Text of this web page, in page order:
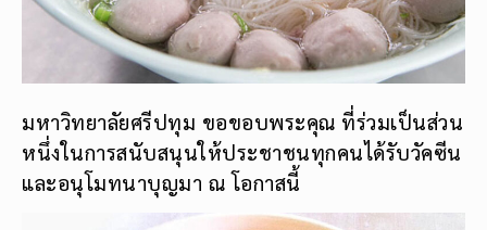
มหาวิทยาลัยศรีปทุม ขอขอบพระคุณ ที่ร่วมเป็นส่วน
หนึ่งในการสนับสนุนให้ประชาชนทุกคนได้รับวัคซีน
และอนุโมทนาบุญมา ณ โอกาสนี้